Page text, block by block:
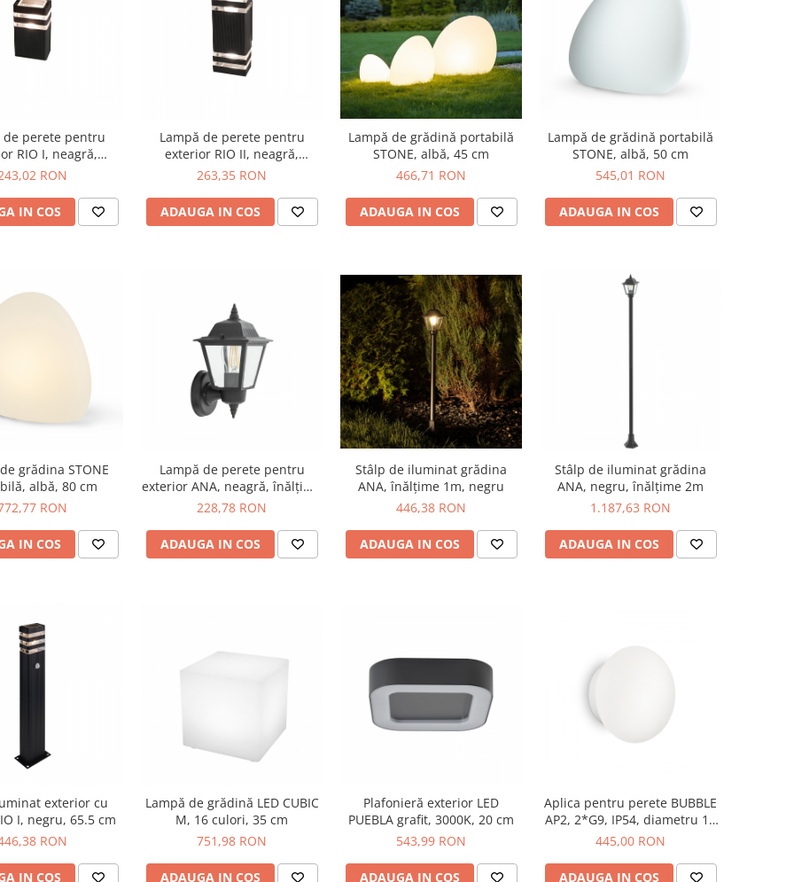
de perete pentru
RIO I, neagră,
18.5 cm
RON
IN COS
Lampă de perete pentru
exterior RIO II, neagră,
înălțime 31.3 cm
263,35 RON
ADAUGA IN COS
Lampă de grădină portabilă
STONE, albă, 45 cm
466,71 RON
ADAUGA IN COS
Lampă de grădină portabilă
STONE, albă, 50 cm
545,01 RON
ADAUGA IN COS
grădina STONE
albă, 80 cm
RON
IN COS
Lampă de perete pentru
exterior ANA, neagră, înălțime
26 cm
228,78 RON
ADAUGA IN COS
Stâlp de iluminat grădina
ANA, înălțime 1m, negru
446,38 RON
ADAUGA IN COS
Stâlp de iluminat grădina
ANA, negru, înălțime 2m
1.187,63 RON
ADAUGA IN COS
exterior cu
I, negru, 65.5 cm
RON
IN COS
Lampă de grădină LED CUBIC
M, 16 culori, 35 cm
751,98 RON
ADAUGA IN COS
Plafonieră exterior LED
PUEBLA grafit, 3000K, 20 cm
543,99 RON
ADAUGA IN COS
Aplica pentru perete BUBBLE
AP2, 2*G9, IP54, diametru 15
cm - IDEAL LUX
445,00 RON
ADAUGA IN COS